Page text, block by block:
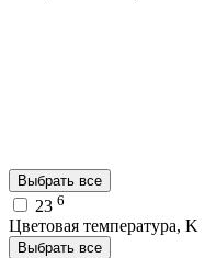
Выбрать все
23 6
Цветовая температура, K
Выбрать все